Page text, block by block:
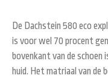
De Dachstein 580 eco
is voor wel 70 procent
bovenkant van de schoen
huid. Het matriaal van de